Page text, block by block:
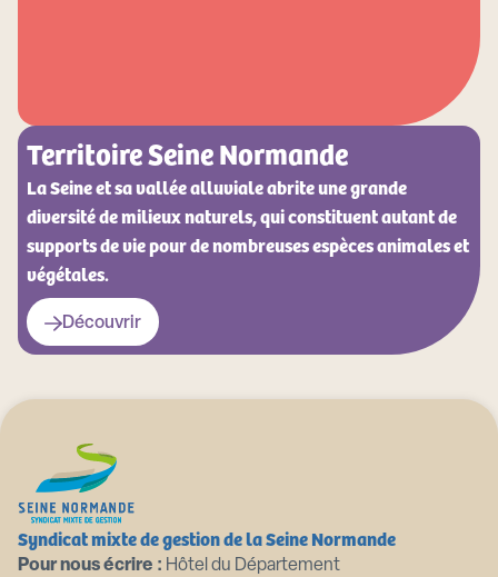
Territoire Seine Normande
La Seine et sa vallée alluviale abrite une grande
diversité de milieux naturels, qui constituent autant de
supports de vie pour de nombreuses espèces animales et
végétales.
Découvrir
Syndicat mixte de gestion de la Seine Normande
Pour nous écrire : Hôtel du Département